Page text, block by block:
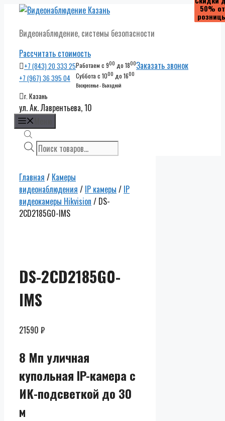
Перейти
содержимому
Видеонаблюдение, системы безопасности
Рассчитать стоимость
+7 (843) 20 333 25
+7 (967) 36 395 04
Работаем с 900 до 1800
Суббота с 1000 до 1600
Воскресенье - Выходной
Заказать звонок
г. Казань
ул. Ак. Лаврентьева, 10
Поиск
товаров
Главная / Камеры
видеонаблюдения / IP камеры / IP
видеокамеры Hikvision / DS-
2CD2185G0-IMS
DS-2CD2185G0-
IMS
21590 ₽
8 Мп уличная
купольная IP-камера с
ИК-подсветкой до 30
м
50% от
50% от
50% от
50% от